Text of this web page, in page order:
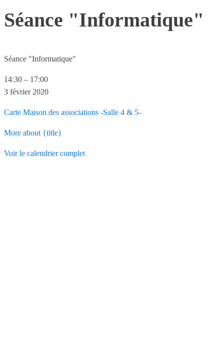
Séance "Informatique"
Séance "Informatique"
14:30 – 17:00
3 février 2020
Carte Maison des associations -Salle 4 & 5-
More about {title}
Voir le calendrier complet